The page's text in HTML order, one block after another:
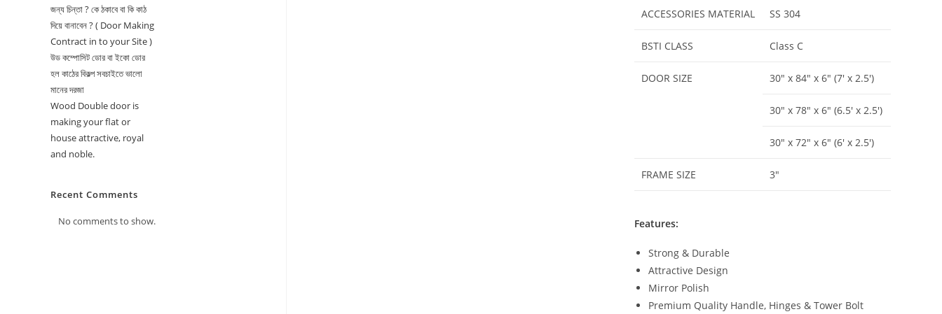
ACCESSORIES MATERIAL SS 304
BSTI CLASS Class C
DOOR SIZE 30″ x 84″ x 6″ (7′ x 2.5′)
30″ x 78″ x 6″ (6.5′ x 2.5′)
30″ x 72″ x 6″ (6′ x 2.5′)
FRAME SIZE 3″
Features:
Strong & Durable
Attractive Design
Mirror Polish
Premium Quality Handle, Hinges & Tower Bolt
জন্য চিন্তা ? কে ঠকাবে বা কি কাঠ
দিয়ে বানাবেন ? ( Door Making
Contract in to your Site )
উড কম্পোসিট ডোর বা ইকো ডোর
হল কাঠের বিকল্প সবচাইতে ভালো
মানের দরজা
Wood Double door is
making your flat or
house attractive, royal
and noble.
Recent Comments
No comments to show.